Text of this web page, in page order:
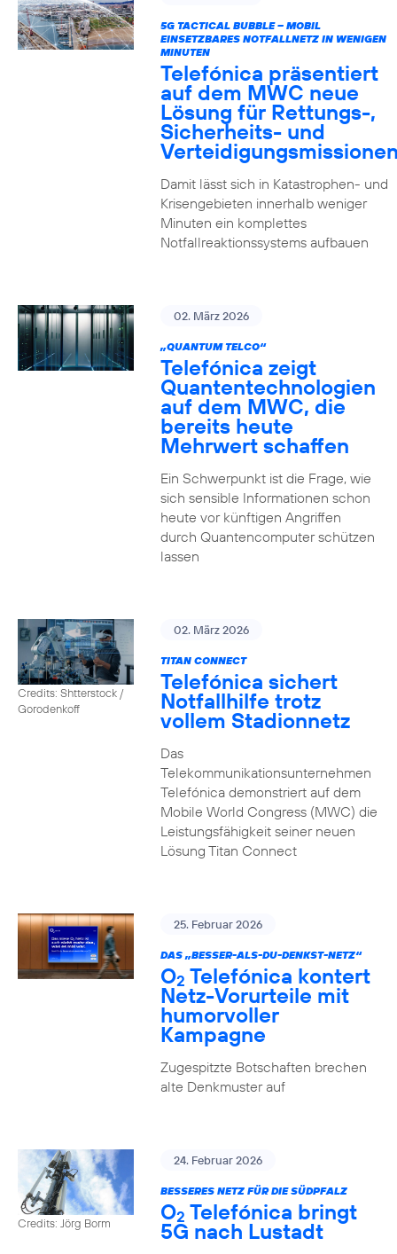
5G TACTICAL BUBBLE – MOBIL
EINSETZBARES NOTFALLNETZ IN WENIGEN
MINUTEN
Telefónica präsentiert
auf dem MWC neue
Lösung für Rettungs-,
Sicherheits- und
Damit lässt sich in Katastrophen- und
Krisengebieten innerhalb weniger
Minuten ein komplettes
Notfallreaktionssystems aufbauen
02. März 2026
„QUANTUM TELCO“
Telefónica zeigt
Quanten­technologien
auf dem MWC, die
bereits heute
Mehrwert schaffen
Ein Schwerpunkt ist die Frage, wie
sich sensible Informationen schon
heute vor künftigen Angriffen
durch Quantencomputer schützen
lassen
Credits: Shtterstock /
Gorodenkoff
02. März 2026
TITAN CONNECT
Telefónica sichert
Notfallhilfe trotz
vollem Stadionnetz
Das
Telekommunikationsunternehmen
Telefónica demonstriert auf dem
Mobile World Congress (MWC) die
Leistungsfähigkeit seiner neuen
Lösung Titan Connect
25. Februar 2026
DAS „BESSER-ALS-DU-DENKST-NETZ“
O2 Telefónica kontert
Netz-Vorurteile mit
humorvoller
Kampagne
Zugespitzte Botschaften brechen
alte Denkmuster auf
Credits: Jörg Borm
24. Februar 2026
BESSERES NETZ FÜR DIE SÜDPFALZ
O2 Telefónica bringt
5G nach Lustadt